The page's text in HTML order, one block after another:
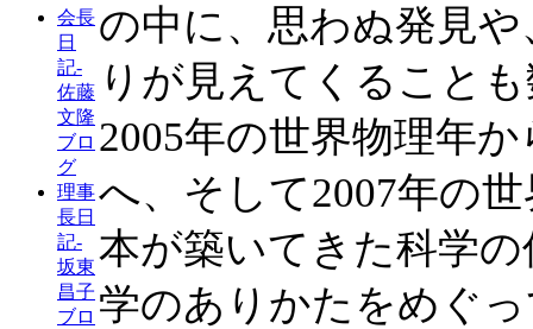
会長
日
記-
佐藤
文隆
ブロ
グ
理事
長日
記-
坂東
昌子
ブロ
の中に、思わぬ発見
りが見えてくること
2005年の世界物理年
へ、そして2007年の
本が築いてきた科学
学のありかたをめぐ